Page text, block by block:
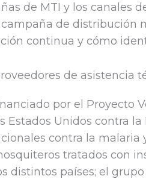
de MTI y los canales
de distribución
continua y cómo
de asistencia
por el Proyecto
Estados Unidos contra
contra la
tratados con
distintos países; el